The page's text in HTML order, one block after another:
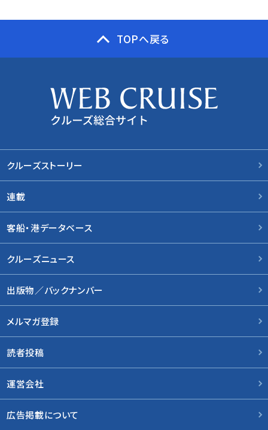
TOPへ戻る
クルーズストーリー
連載
客船・港データベース
クルーズニュース
出版物／バックナンバー
メルマガ登録
読者投稿
運営会社
広告掲載について